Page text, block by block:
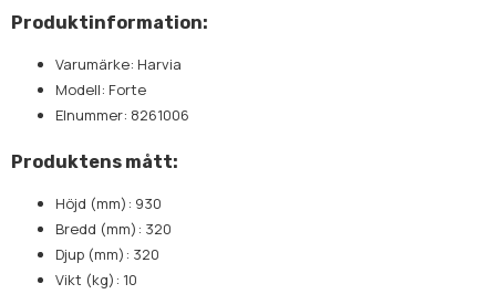
Produktinformation:
Varumärke: Harvia
Modell: Forte
Elnummer: 8261006
Produktens mått:
Höjd (mm): 930
Bredd (mm): 320
Djup (mm): 320
Vikt (kg): 10